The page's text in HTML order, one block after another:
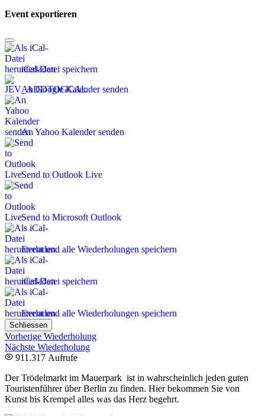
Event exportieren
iCal-Datei speichern
An Google Kalender senden
An Yahoo Kalender senden
Send to Outlook Live
Send to Microsoft Outlook
Event und alle Wiederholungen speichern
iCal-Datei speichern
Event und alle Wiederholungen speichern
Schliessen
Vorherige Wiederholung
Nächste Wiederholung
911.317 Aufrufe
Der Trödelmarkt im Mauerpark ist in wahrscheinlich jeden guten
Touristenführer über Berlin zu finden. Hier bekommen Sie von
Kunst bis Krempel alles was das Herz begehrt.